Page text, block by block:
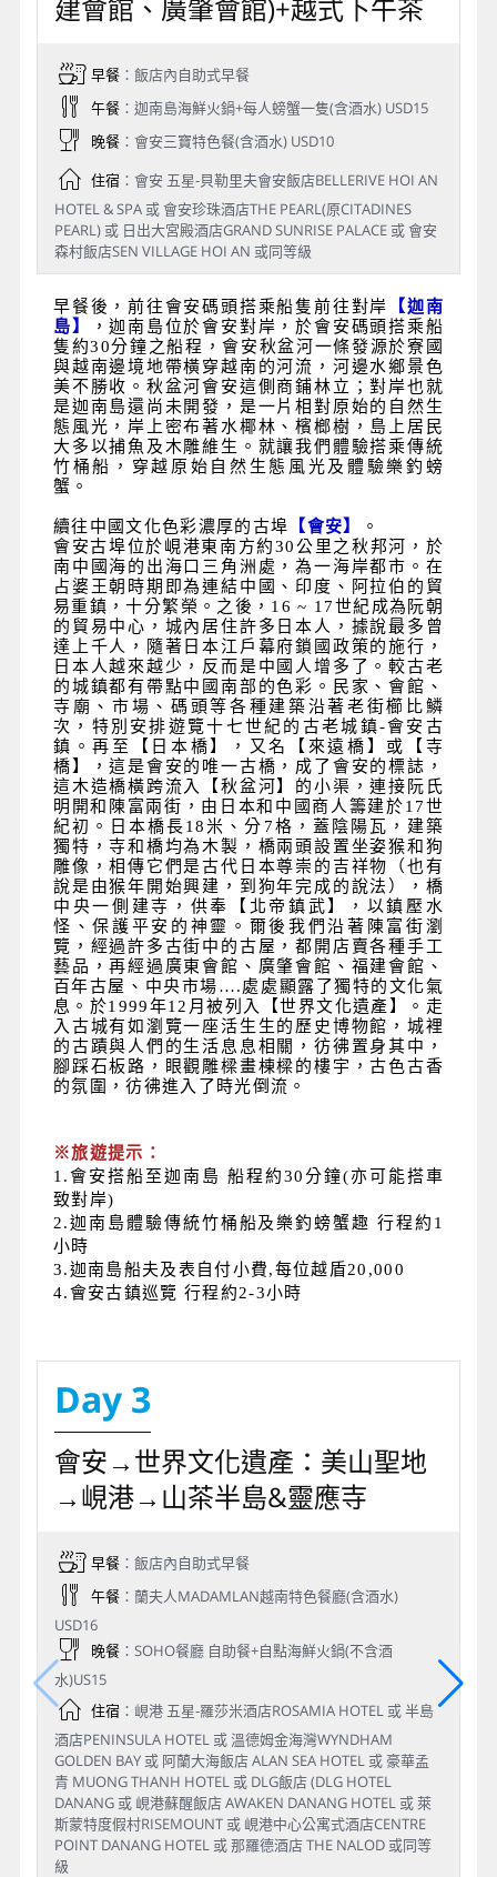
建會館、廣肇會館)+越式下午茶
早餐：飯店內自助式早餐
午餐：迦南島海鮮火鍋+每人螃蟹一隻(含酒水) USD15
晚餐：會安三寶特色餐(含酒水) USD10
住宿：會安 五星-貝勒里夫會安飯店BELLERIVE HOI AN
HOTEL & SPA 或 會安珍珠酒店THE PEARL(原CITADINES
PEARL) 或 日出大宮殿酒店GRAND SUNRISE PALACE 或 會安
森村飯店SEN VILLAGE HOI AN 或同等級
早餐後，前往會安碼頭搭乘船隻前往對岸
【迦南
島】
，迦南島位於會安對岸，於會安碼頭搭乘船
隻約30分鐘之船程，會安秋盆河一條發源於寮國
與越南邊境地帶橫穿越南的河流，河邊水鄉景色
美不勝收。秋盆河會安這側商鋪林立；對岸也就
是迦南島還尚未開發，是一片相對原始的自然生
態風光，岸上密布著水椰林、檳榔樹，島上居民
大多以捕魚及木雕維生。就讓我們體驗搭乘傳統
竹桶船，穿越原始自然生態風光及體驗樂釣螃
蟹。
續往中國文化色彩濃厚的古埠 【會安】
。
會安古埠位於峴港東南方約30公里之秋邦河，於
南中國海的出海口三角洲處，為一海岸都市。在
占婆王朝時期即為連結中國、印度、阿拉伯的貿
易重鎮，十分繁榮。之後，16 ~ 17世紀成為阮朝
的貿易中心，城內居住許多日本人，據說最多曾
達上千人，隨著日本江戶幕府鎖國政策的施行，
日本人越來越少，反而是中國人增多了。較古老
的城鎮都有帶點中國南部的色彩。民家、會館、
寺廟、市場、碼頭等各種建築沿著老街櫛比鱗
次，特別安排遊覽十七世紀的古老城鎮-會安古
鎮。再至【日本橋】，又名【來遠橋】或【寺
橋】，這是會安的唯一古橋，成了會安的標誌，
這木造橋橫跨流入【秋盆河】的小渠，連接阮氏
明開和陳富兩街，由日本和中國商人籌建於17世
紀初。日本橋長18米、分7格，蓋陰陽瓦，建築
獨特，寺和橋均為木製，橋兩頭設置坐姿猴和狗
雕像，相傳它們是古代日本尊崇的吉祥物（也有
說是由猴年開始興建，到狗年完成的說法），橋
中央一側建寺，供奉【北帝鎮武】，以鎮壓水
怪、保護平安的神靈。 爾後我們沿著陳富街瀏
覽，經過許多古街中的古屋，都開店賣各種手工
藝品，再經過廣東會館、廣肇會館、福建會館、
百年古屋、中央市場….處處顯露了獨特的文化氣
息。於1999年12月被列入【世界文化遺產】。走
入古城有如瀏覽一座活生生的歷史博物館，城裡
的古蹟與人們的生活息息相關，彷彿置身其中，
腳踩石板路，眼觀雕樑畫棟樑的樓宇，古色古香
的氛圍，彷彿進入了時光倒流。
※旅遊提示：
1.會安搭船至迦南島 船程約30分鐘(亦可能搭車
致對岸)
2.迦南島體驗傳統竹桶船及樂釣螃蟹趣 行程約1
小時
3.迦南島船夫及表自付小費,每位越盾20,000
4.會安古鎮巡覽 行程約2-3小時
Day 3
會安→世界文化遺產：美山聖地
→峴港→山茶半島&靈應寺
早餐：飯店內自助式早餐
午餐：蘭夫人MADAMLAN越南特色餐廳(含酒水)
USD16
晚餐：SOHO餐廳 自助餐+自點海鮮火鍋(不含酒
水)US15
住宿：峴港 五星-羅莎米酒店ROSAMIA HOTEL 或 半島
酒店PENINSULA HOTEL 或 溫德姆金海灣WYNDHAM
GOLDEN BAY 或 阿蘭大海飯店 ALAN SEA HOTEL 或 豪華孟
青 MUONG THANH HOTEL 或 DLG飯店 (DLG HOTEL
DANANG 或 峴港蘇醒飯店 AWAKEN DANANG HOTEL 或 萊
斯蒙特度假村RISEMOUNT 或 峴港中心公寓式酒店CENTRE
POINT DANANG HOTEL 或 那羅德酒店 THE NALOD 或同等
級